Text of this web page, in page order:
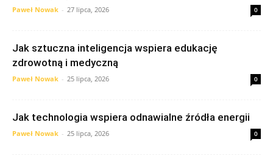
Paweł Nowak - 27 lipca, 2026 0
Jak sztuczna inteligencja wspiera edukację
zdrowotną i medyczną
Paweł Nowak - 25 lipca, 2026 0
Jak technologia wspiera odnawialne źródła energii
Paweł Nowak - 25 lipca, 2026 0